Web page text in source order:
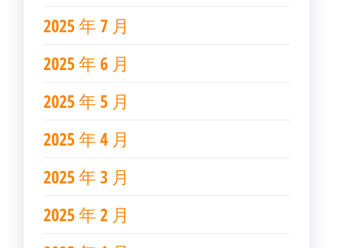
2025 年 7 月
2025 年 6 月
2025 年 5 月
2025 年 4 月
2025 年 3 月
2025 年 2 月